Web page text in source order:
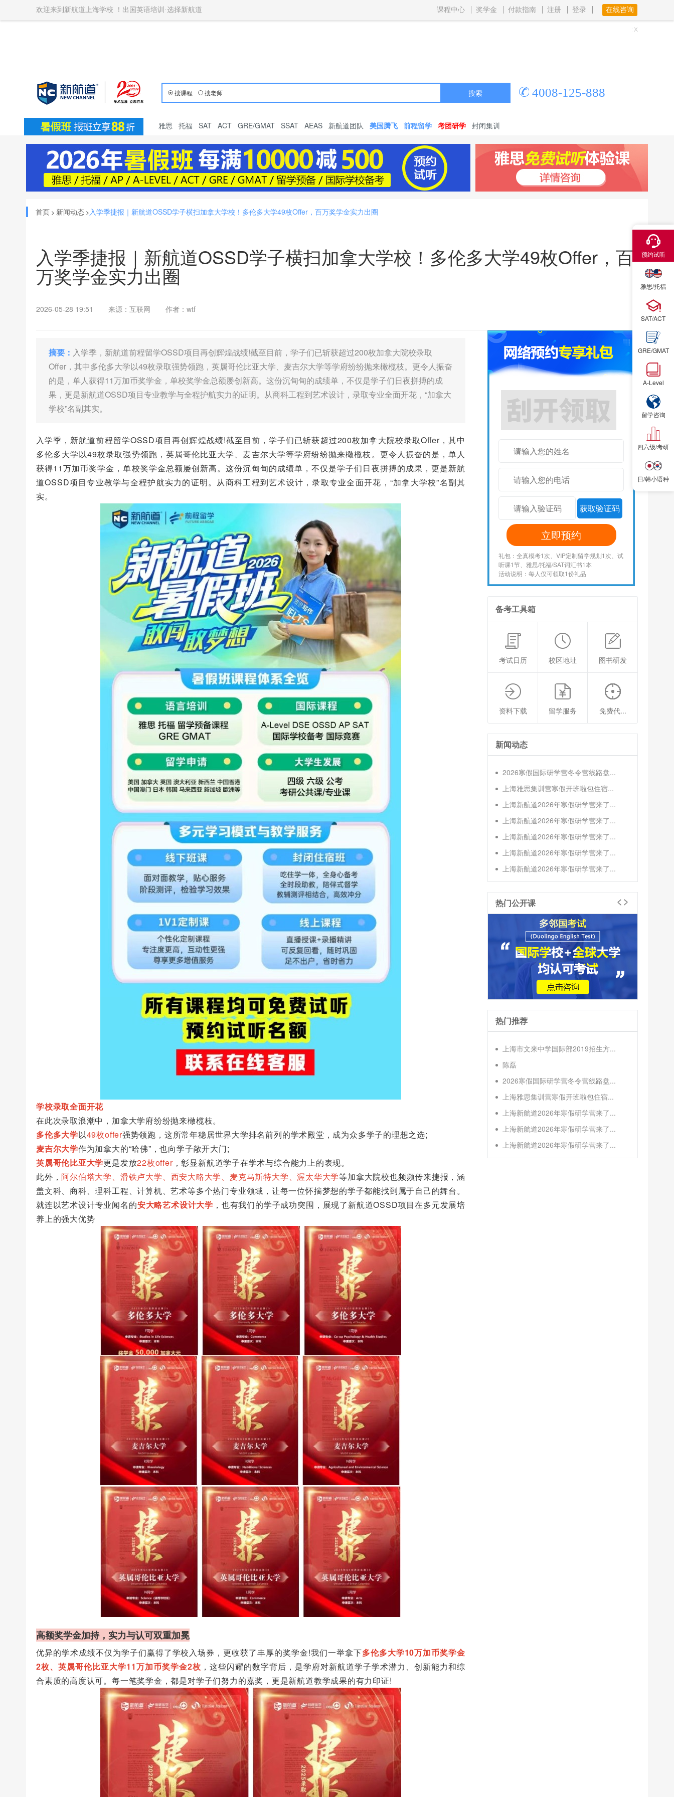
欢迎来到新航道上海学校 ！出国英语培训·选择新航道 课程中心 奖学金 付款指南 注册 登录 在线咨询
搜课程 搜老师 搜索 4008-125-888
雅思 托福 SAT ACT GRE/GMAT SSAT AEAS 新航道团队 美国腾飞 前程留学 考团研学 封闭集训
首页 > 新闻动态 >入学季捷报｜新航道OSSD学子横扫加拿大学校！多伦多大学49枚Offer，百万奖学金实力出圈
入学季捷报｜新航道OSSD学子横扫加拿大学校！多伦多大学49枚Offer，百
万奖学金实力出圈
2026-05-28 19:51 来源：互联网 作者：wtf
摘要： 入学季，新航道前程留学OSSD项目再创辉煌战绩!截至目前，学子们已斩获超过200枚加拿大院校录取
Offer，其中多伦多大学以49枚录取强势领跑，英属哥伦比亚大学、麦吉尔大学等学府纷纷抛来橄榄枝。更令人振奋
的是，单人获得11万加币奖学金，单校奖学金总额屡创新高。这份沉甸甸的成绩单，不仅是学子们日夜拼搏的成
果，更是新航道OSSD项目专业教学与全程护航实力的证明。从商科工程到艺术设计，录取专业全面开花，“加拿大
学校”名副其实。
入学季，新航道前程留学OSSD项目再创辉煌战绩!截至目前，学子们已斩获超过200枚加拿大院校录取Offer，其中
多伦多大学以49枚录取强势领跑，英属哥伦比亚大学、麦吉尔大学等学府纷纷抛来橄榄枝。更令人振奋的是，单人
获得11万加币奖学金，单校奖学金总额屡创新高。这份沉甸甸的成绩单，不仅是学子们日夜拼搏的成果，更是新航
道OSSD项目专业教学与全程护航实力的证明。从商科工程到艺术设计，录取专业全面开花，“加拿大学校”名副其
实。
学校录取全面开花
在此次录取浪潮中，加拿大学府纷纷抛来橄榄枝。
多伦多大学以49枚offer强势领跑，这所常年稳居世界大学排名前列的学术殿堂，成为众多学子的理想之选;
麦吉尔大学作为加拿大的“哈佛”，也向学子敞开大门;
英属哥伦比亚大学更是发放22枚offer，彰显新航道学子在学术与综合能力上的表现。
此外， 阿尔伯塔大学、滑铁卢大学、西安大略大学、麦克马斯特大学、渥太华大学等加拿大院校也频频传来捷报，涵
盖文科、商科、理科工程、计算机、艺术等多个热门专业领域，让每一位怀揣梦想的学子都能找到属于自己的舞台。
就连以艺术设计专业闻名的安大略艺术设计大学 ，也有我们的学子成功突围，展现了新航道OSSD项目在多元发展培
养上的强大优势
高额奖学金加持，实力与认可双重加冕
优异的学术成绩不仅为学子们赢得了学校入场券，更收获了丰厚的奖学金!我们一举拿下多伦多大学10万加币奖学金
2枚、英属哥伦比亚大学11万加币奖学金2枚 ，这些闪耀的数字背后，是学府对新航道学子学术潜力、创新能力和综
合素质的高度认可。每一笔奖学金，都是对学子们努力的嘉奖，更是新航道教学成果的有力印证!
获取验证码
立即预约
礼包：全真模考1次、VIP定制留学规划1次、试
听课1节、雅思/托福/SAT词汇书1本
活动说明：每人仅可领取1份礼品
备考工具箱
考试日历 校区地址 图书研发
资料下载 留学服务 免费代...
新闻动态
2026寒假国际研学营冬令营线路盘...
上海雅思集训营寒假开班啦包住宿...
上海新航道2026年寒假研学营来了...
上海新航道2026年寒假研学营来了...
上海新航道2026年寒假研学营来了...
上海新航道2026年寒假研学营来了...
上海新航道2026年寒假研学营来了...
热门公开课
热门推荐
上海市文来中学国际部2019招生方...
陈磊
2026寒假国际研学营冬令营线路盘...
上海雅思集训营寒假开班啦包住宿...
上海新航道2026年寒假研学营来了...
上海新航道2026年寒假研学营来了...
上海新航道2026年寒假研学营来了...
忘记密码?
请勿将帐号信息提供给他人/机构
预约试听
雅思/托福
SAT/ACT
GRE/GMAT
A-Level
留学咨询
四六级/考研
日/韩小语种
×